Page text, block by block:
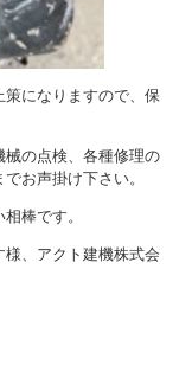
策になりますので、保
械の点検、各種修理の
お声掛け下さい。
棒です。
、アクト建機株式会